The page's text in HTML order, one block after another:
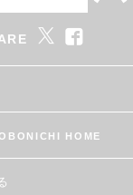
HOME